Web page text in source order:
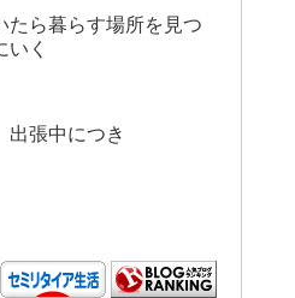
たら暮らす場所を見つ
いく
出張中につき